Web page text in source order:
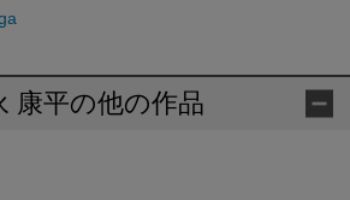
康平の他の作品